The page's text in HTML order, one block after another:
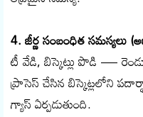
4. జీర్ణ సంబంధిత సమస్యలు
టీ వేడి, బిస్కెట్లు పొడి — రెండూ
ప్రాసెస్ చేసిన బిస్కెట్లలోని
గ్యాస్ ఏర్పడుతుంది.